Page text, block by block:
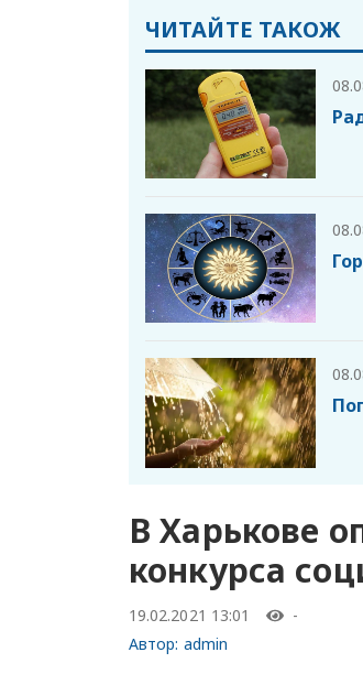
ЧИТАЙТЕ ТАКОЖ
В Харькове
конкурса
19.02.2021 13:01
-
Автор: admin